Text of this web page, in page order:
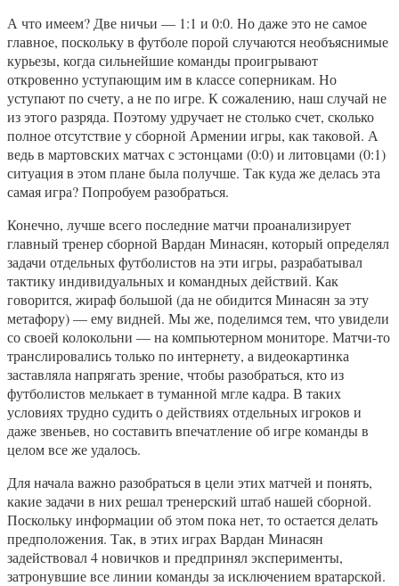
А что имеем? Две ничьи — 1:1 и 0:0. Но даже это не самое
главное, поскольку в футболе порой случаются необъяснимые
курьезы, когда сильнейшие команды проигрывают
откровенно уступающим им в классе соперникам. Но
уступают по счету, а не по игре. К сожалению, наш случай не
из этого разряда. Поэтому удручает не столько счет, сколько
полное отсутствие у сборной Армении игры, как таковой. А
ведь в мартовских матчах с эстонцами (0:0) и литовцами (0:1)
ситуация в этом плане была получше. Так куда же делась эта
самая игра? Попробуем разобраться.
Конечно, лучше всего последние матчи проанализирует
главный тренер сборной Вардан Минасян, который определял
задачи отдельных футболистов на эти игры, разрабатывал
тактику индивидуальных и командных действий. Как
говорится, жираф большой (да не обидится Минасян за эту
метафору) — ему видней. Мы же, поделимся тем, что увидели
со своей колокольни — на компьютерном мониторе. Матчи-то
транслировались только по интернету, а видеокартинка
заставляла напрягать зрение, чтобы разобраться, кто из
футболистов мелькает в туманной мгле кадра. В таких
условиях трудно судить о действиях отдельных игроков и
даже звеньев, но составить впечатление об игре команды в
целом все же удалось.
Для начала важно разобраться в цели этих матчей и понять,
какие задачи в них решал тренерский штаб нашей сборной.
Поскольку информации об этом пока нет, то остается делать
предположения. Так, в этих играх Вардан Минасян
задействовал 4 новичков и предпринял эксперименты,
затронувшие все линии команды за исключением вратарской.